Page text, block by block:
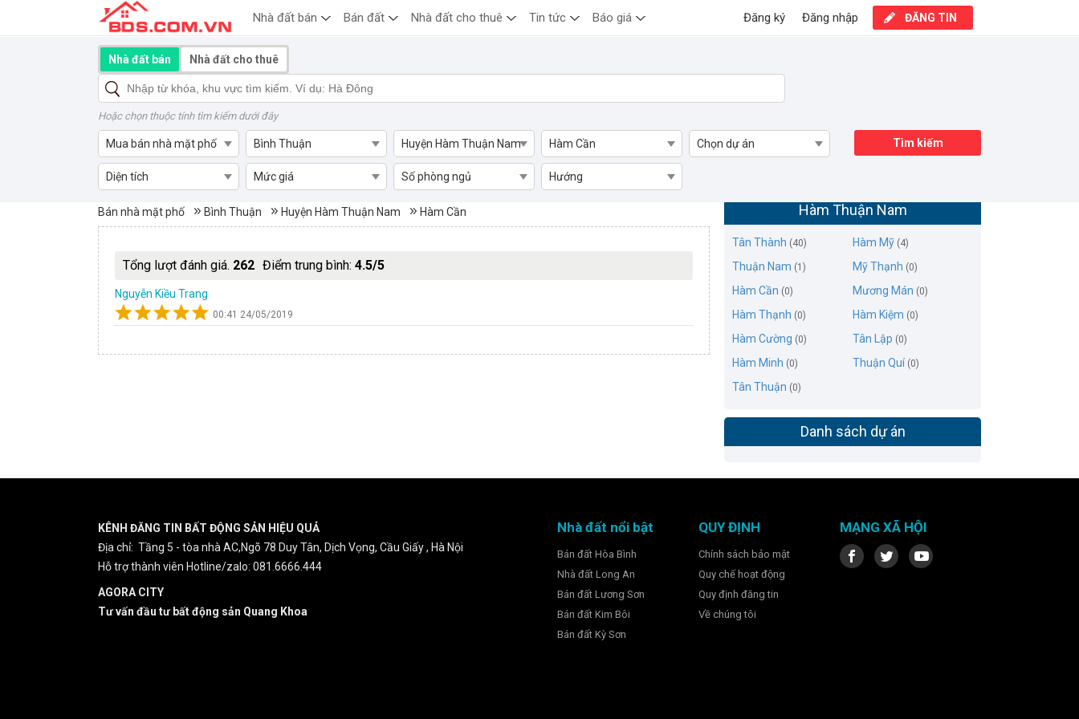
Mua bán nhà mặt phố Hàm Cần, Huyện Hàm Thuận Nam
Bán nhà mặt phố Bình Thuận Huyện Hàm Thuận Nam Hàm Cần
Tổng lượt đánh giá. 262 Điểm trung bình: 4.5/5
Nguyễn Kiều Trang
00:41 24/05/2019
Hàm Thuận Nam
Tân Thành (40) Hàm Mỹ (4)
Thuận Nam (1) Mỹ Thạnh (0)
Hàm Cần (0) Mương Mán (0)
Hàm Thạnh (0) Hàm Kiệm (0)
Hàm Cường (0) Tân Lập (0)
Hàm Minh (0) Thuận Quí (0)
Tân Thuận (0)
Danh sách dự án
Nhà đất bán Nhà đất cho thuê
Hoặc chọn thuộc tính tìm kiếm dưới đây
Mua bán nhà mặt phố Bình Thuận Huyện Hàm Thuận Nam Hàm Cần Chọn dự án
Diện tích Mức giá Số phòng ngủ Hướng
Tìm kiếm
Nhà đất bán Bán đất Nhà đất cho thuê Tin tức Báo giá ĐĂNG TIN
Đăng nhập
Đăng ký
KÊNH ĐĂNG TIN BẤT ĐỘNG SẢN HIỆU QUẢ
Địa chỉ: Tầng 5 - tòa nhà AC,Ngõ 78 Duy Tân, Dịch Vọng, Cầu Giấy , Hà Nội
Hỗ trợ thành viên Hotline/zalo: 081.6666.444
AGORA CITY
Tư vấn đầu tư bất động sản Quang Khoa
Nhà đất nổi bật
Bán đất Hòa Bình
Nhà đất Long An
Bán đất Lương Sơn
Bán đất Kim Bôi
Bán đất Kỳ Sơn
QUY ĐỊNH
Chính sách bảo mật
Quy chế hoạt động
Quy định đăng tin
Về chúng tôi
MẠNG XÃ HỘI